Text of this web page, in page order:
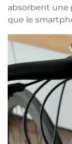
absorbent une
que le